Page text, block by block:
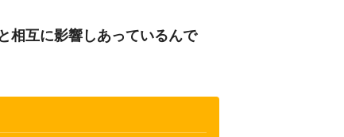
相互に影響しあっているんで